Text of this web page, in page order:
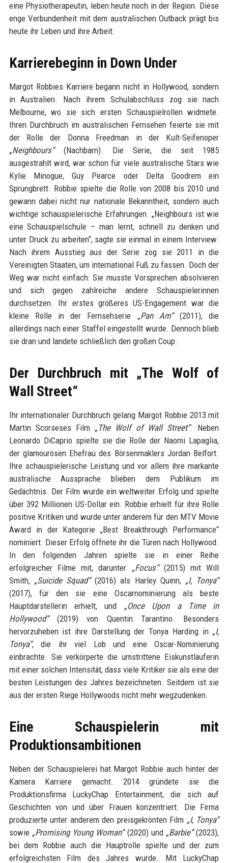
eine Physiotherapeutin, leben heute noch in der Region. Diese
enge Verbundenheit mit dem australischen Outback prägt bis
heute ihr Leben und ihre Arbeit.
Karrierebeginn in Down Under
Margot Robbies Karriere begann nicht in Hollywood, sondern
in Australien. Nach ihrem Schulabschluss zog sie nach
Melbourne, wo sie sich ersten Schauspielrollen widmete.
Ihren Durchbruch im australischen Fernsehen feierte sie mit
der Rolle der Donna Freedman in der Kult-Seifenoper
„Neighbours“(Nachbarn). Die Serie, die seit 1985
ausgestrahlt wird, war schon für viele australische Stars wie
Kylie Minogue, Guy Pearce oder Delta Goodrem ein
Sprungbrett. Robbie spielte die Rolle von 2008 bis 2010 und
gewann dabei nicht nur nationale Bekanntheit, sondern auch
wichtige schauspielerische Erfahrungen. „Neighbours ist wie
eine Schauspielschule – man lernt, schnell zu denken und
unter Druck zu arbeiten“, sagte sie einmal in einem Interview.
Nach ihrem Ausstieg aus der Serie zog sie 2011 in die
Vereinigten Staaten, um international Fuß zu fassen. Doch der
Weg war nicht einfach: Sie musste Vorsprechen absolvieren
und sich gegen zahlreiche andere Schauspielerinnen
durchsetzen. Ihr erstes größeres US-Engagement war die
kleine Rolle in der Fernsehserie „Pan Am“(2011), die
allerdings nach einer Staffel eingestellt wurde. Dennoch blieb
sie dran und landete schließlich den großen Coup.
Der Durchbruch mit „The Wolf of
Wall Street“
Ihr internationaler Durchbruch gelang Margot Robbie 2013 mit
Martin Scorseses Film „The Wolf of Wall Street“. Neben
Leonardo DiCaprio spielte sie die Rolle der Naomi Lapaglia,
der glamourösen Ehefrau des Börsenmaklers Jordan Belfort.
Ihre schauspielerische Leistung und vor allem ihre markante
australische Aussprache blieben dem Publikum im
Gedächtnis. Der Film wurde ein weltweiter Erfolg und spielte
über 392 Millionen US-Dollar ein. Robbie erhielt für ihre Rolle
positive Kritiken und wurde unter anderem für den MTV Movie
Award in der Kategorie „Best Breakthrough Performance“
nominiert. Dieser Erfolg öffnete ihr die Türen nach Hollywood.
In den folgenden Jahren spielte sie in einer Reihe
erfolgreicher Filme mit, darunter „Focus“(2015) mit Will
Smith, „Suicide Squad“(2016) als Harley Quinn, „I, Tonya“
(2017), für den sie eine Oscarnominierung als beste
Hauptdarstellerin erhielt, und „Once Upon a Time in
Hollywood“(2019) von Quentin Tarantino. Besonders
hervorzuheben ist ihre Darstellung der Tonya Harding in „I,
Tonya“, die ihr viel Lob und eine Oscar-Nominierung
einbrachte. Sie verkörperte die umstrittene Eiskunstläuferin
mit einer solchen Intensität, dass viele Kritiker sie als eine der
besten Leistungen des Jahres bezeichneten. Seitdem ist sie
aus der ersten Riege Hollywoods nicht mehr wegzudenken.
Eine Schauspielerin mit
Produktionsambitionen
Neben der Schauspielerei hat Margot Robbie auch hinter der
Kamera Karriere gemacht. 2014 gründete sie die
Produktionsfirma LuckyChap Entertainment, die sich auf
Geschichten von und über Frauen konzentriert. Die Firma
produzierte unter anderem den preisgekrönten Film „I, Tonya“
sowie „Promising Young Woman“(2020) und „Barbie“(2023),
bei dem Robbie auch die Hauptrolle spielte und der zum
erfolgreichsten Film des Jahres wurde. Mit LuckyChap